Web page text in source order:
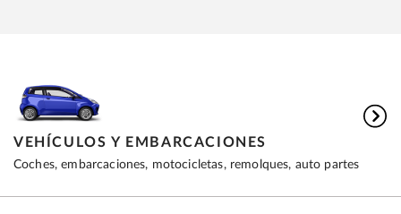
VEHÍCULOS Y EMBARCACIONES
Coches, embarcaciones, motocicletas, remolques, auto partes